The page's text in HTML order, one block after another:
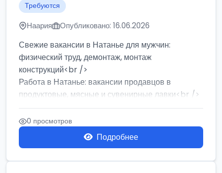
Требуются
Наария Опубликовано: 16.06.2026
Свежие вакансии в Натанье для мужчин:
физический труд, демонтаж, монтаж
конструкций<br />
Работа в Натанье: вакансии продавцов в
продуктовые, мясные и сувенирные лавки<br />
Разнорабочий на сборку м...
0 просмотров
Подробнее